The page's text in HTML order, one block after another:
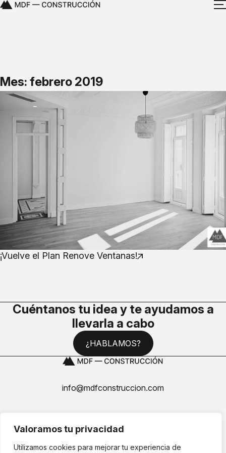
Valoramos tu privacidad
Utilizamos cookies para mejorar tu experiencia de
Mes: febrero 2019
¡Vuelve el Plan Renove Ventanas!
Cuéntanos tu idea y te ayudamos a
llevarla a cabo
¿HABLAMOS?
info@mdfconstruccion.com